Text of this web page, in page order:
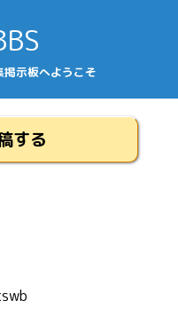
示板へようこそ
する